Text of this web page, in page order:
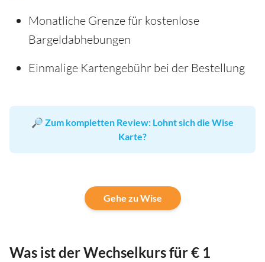
Monatliche Grenze für kostenlose
Bargeldabhebungen
Einmalige Kartengebühr bei der Bestellung
🔎 Zum kompletten Review: Lohnt sich die Wise
Karte?
Gehe zu Wise
Was ist der Wechselkurs für € 1